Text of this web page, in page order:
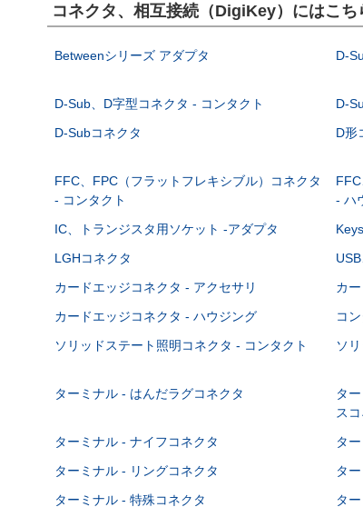
コネクタ、相互接続（DigiKey）にはこち
Betweenシリーズ アダプタ D-
D-Sub、D字型コネクタ - コンタクト D-
D-Subコネクタ
D形
FFC、FPC（フラットフレキシブル）コネクタ
- コンタクト
- ハ
IC、トランジスタ用ソケット -アダプタ
LGHコネクタ
カードエッジコネクタ - アクセサリ
カ
カードエッジコネクタ - ハウジング
コ
ソリッドステート照明コネクタ - コンタクト
ソ
ターミナル - はんだラグコネクタ
タ
ス
ターミナル - ナイフコネクタ タ
ターミナル - リングコネクタ
タ
ターミナル - 特殊コネクタ
タ